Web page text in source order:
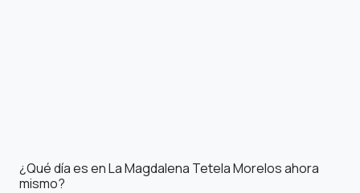
¿Qué día es en La Magdalena Tetela Morelos ahora
mismo?